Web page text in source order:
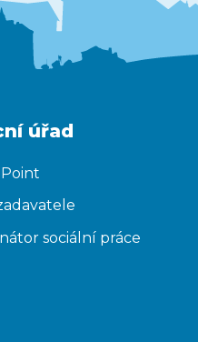
úřad
sociální práce